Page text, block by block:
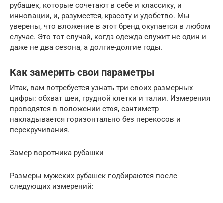
рубашек, которые сочетают в себе и классику, и
инновации, и, разумеется, красоту и удобство. Мы
уверены, что вложение в этот бренд окупается в любом
случае. Это тот случай, когда одежда служит не один и
даже не два сезона, а долгие-долгие годы.
Как замерить свои параметры
Итак, вам потребуется узнать три своих размерных
цифры: обхват шеи, грудной клетки и талии. Измерения
проводятся в положении стоя, сантиметр
накладывается горизонтально без перекосов и
перекручивания.
Замер воротника рубашки
Размеры мужских рубашек подбираются после
следующих измерений: